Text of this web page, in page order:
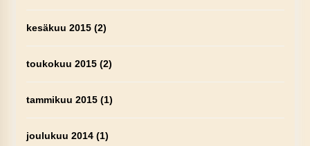
kesäkuu 2015(2)
toukokuu 2015(2)
tammikuu 2015(1)
joulukuu 2014(1)